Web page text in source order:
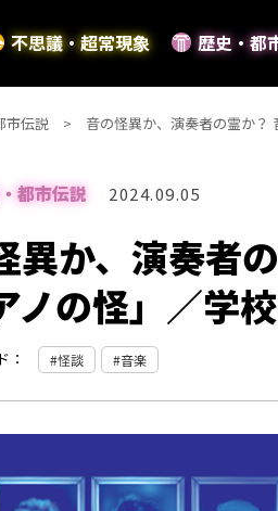
不思議・超常現象 歴史・都
市伝説 音の怪異か、演奏者の霊か？
都市伝説 2024.09.05
異か、演奏者
ノの怪」／学
： 怪談 音楽